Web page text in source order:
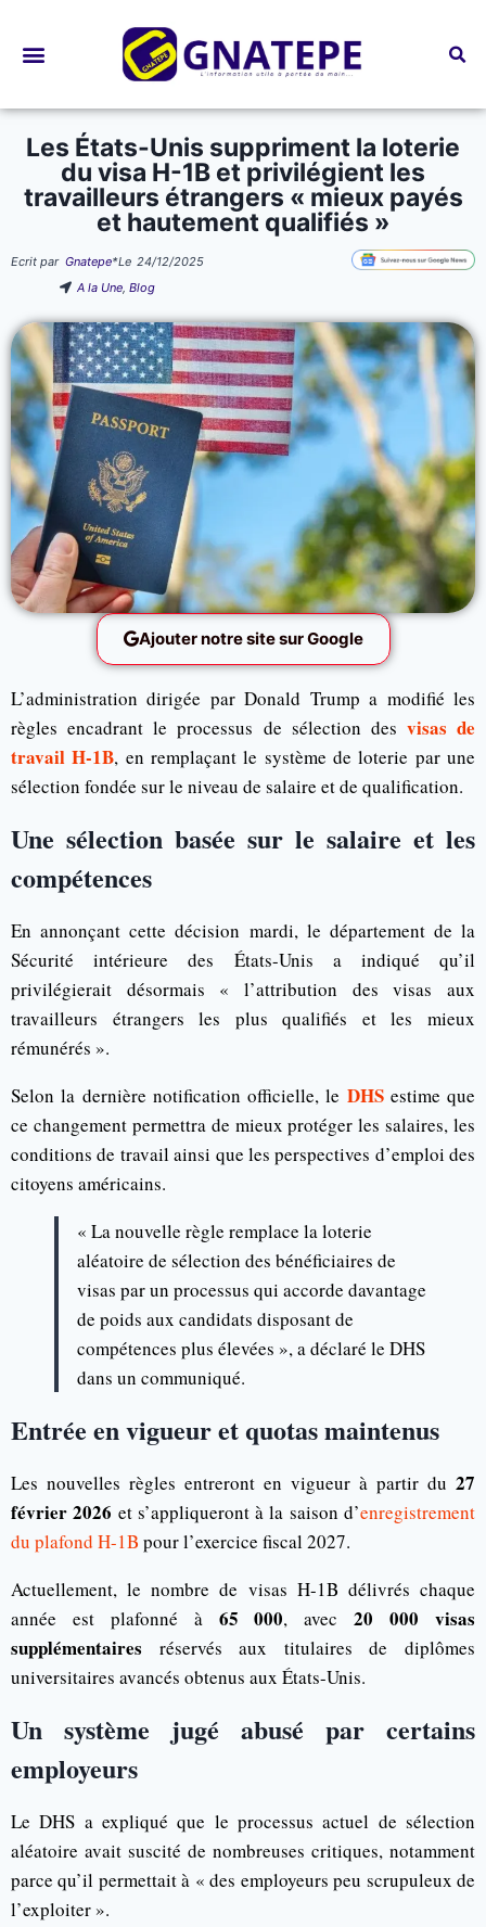
Les États-Unis suppriment la loterie
du visa H-1B et privilégient les
travailleurs étrangers « mieux payés
et hautement qualifiés »
Ecrit par Gnatepe*Le 24/12/2025
A la Une,Blog
Ajouter notre site sur Google
L’administration dirigée par Donald Trump a modifié les
règles encadrant le processus de sélection des visas de
travail H-1B, en remplaçant le système de loterie par une
sélection fondée sur le niveau de salaire et de qualification.
Une sélection basée sur le salaire et les
compétences
En annonçant cette décision mardi, le département de la
Sécurité intérieure des États-Unis a indiqué qu’il
privilégierait désormais « l’attribution des visas aux
travailleurs étrangers les plus qualifiés et les mieux
rémunérés ».
Selon la dernière notification officielle, le DHSestime que
ce changement permettra de mieux protéger les salaires, les
conditions de travail ainsi que les perspectives d’emploi des
citoyens américains.
« La nouvelle règle remplace la loterie
aléatoire de sélection des bénéficiaires de
visas par un processus qui accorde davantage
de poids aux candidats disposant de
compétences plus élevées », a déclaré le DHS
dans un communiqué.
Entrée en vigueur et quotas maintenus
Les nouvelles règles entreront en vigueur à partir du 27
février 2026 et s’appliqueront à la saison d’enregistrement
du plafond H-1B pour l’exercice fiscal 2027.
Actuellement, le nombre de visas H-1B délivrés chaque
année est plafonné à 65 000, avec20 000 visas
supplémentaires réservés aux titulaires de diplômes
universitaires avancés obtenus aux États-Unis.
Un système jugé abusé par certains
employeurs
Le DHS a expliqué que le processus actuel de sélection
aléatoire avait suscité de nombreuses critiques, notamment
parce qu’il permettait à « des employeurs peu scrupuleux de
l’exploiter ».